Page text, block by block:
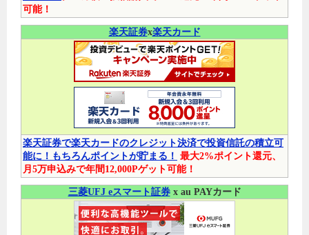
可能！
楽天証券x楽天カード
楽天証券で楽天カードのクレジット決済で投資信託の積立可
能に！もちろんポイントが貯まる！ 最大2%ポイント還元、
月5万申込みで年間12,000Pゲット可能！
三菱UFJ eスマート証券x au PAYカード